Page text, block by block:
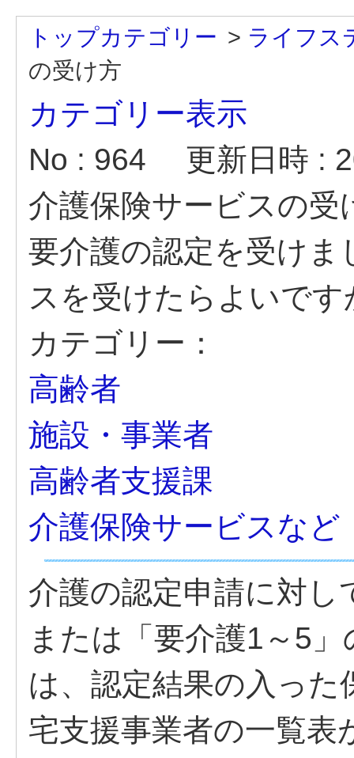
トップカテゴリー > ライフス
の受け方
カテゴリー表示
No : 964
更新日時 :
介護保険サービスの受
要介護の認定を受け
スを受けたらよいです
カテゴリー：
高齢者
施設・事業者
高齢者支援課
介護保険サービスなど
介護の認定申請に対し
または「要介護1～5
は、認定結果の入った
宅支援事業者の一覧表